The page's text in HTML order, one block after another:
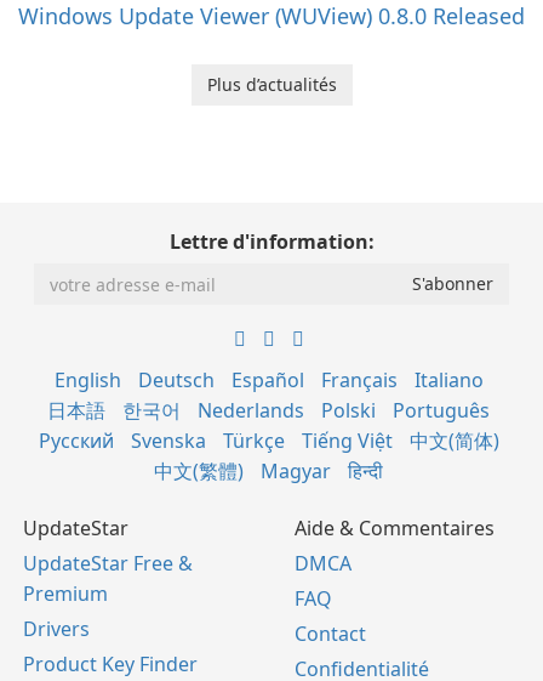
Windows Update Viewer (WUView) 0.8.0 Released
Plus d’actualités
Lettre d'information:
English Deutsch Español Français
Italiano
日本語
한국어 Nederlands Polski
Português
Русский
Svenska Türkçe Tiếng Việt
中文(简体)
中文(繁體)
Magyar हिन्दी
UpdateStar
UpdateStar Free &
Premium
Drivers
Product Key Finder
Aide & Commentaires
DMCA
FAQ
Contact
Confidentialité